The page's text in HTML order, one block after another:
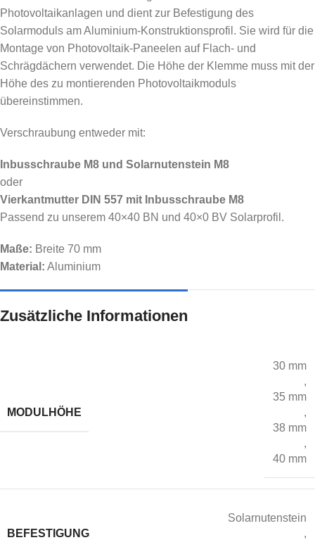
Photovoltaikanlagen und dient zur Befestigung des
Solarmoduls am Aluminium-Konstruktionsprofil. Sie wird für die
Montage von Photovoltaik-Paneelen auf Flach- und
Schrägdächern verwendet. Die Höhe der Klemme muss mit der
Höhe des zu montierenden Photovoltaikmoduls
übereinstimmen.
Verschraubung entweder mit:
Inbusschraube M8 und Solarnutenstein M8
oder
Vierkantmutter DIN 557 mit Inbusschraube M8
Passend zu unserem 40×40 BN und 40×0 BV Solarprofil.
Maße: Breite 70 mm
Material: Aluminium
Zusätzliche Informationen
MODULHÖHE
30 mm
,
35 mm
,
38 mm
,
40 mm
BEFESTIGUNG
Solarnutenstein
,